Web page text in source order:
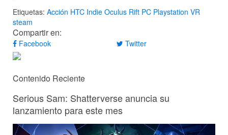
Etiquetas: Acción HTC Indie Oculus Rift PC Playstation VR
steam
Compartir en:
Facebook Twitter
Contenido Reciente
Serious Sam: Shatterverse anuncia su
lanzamiento para este mes